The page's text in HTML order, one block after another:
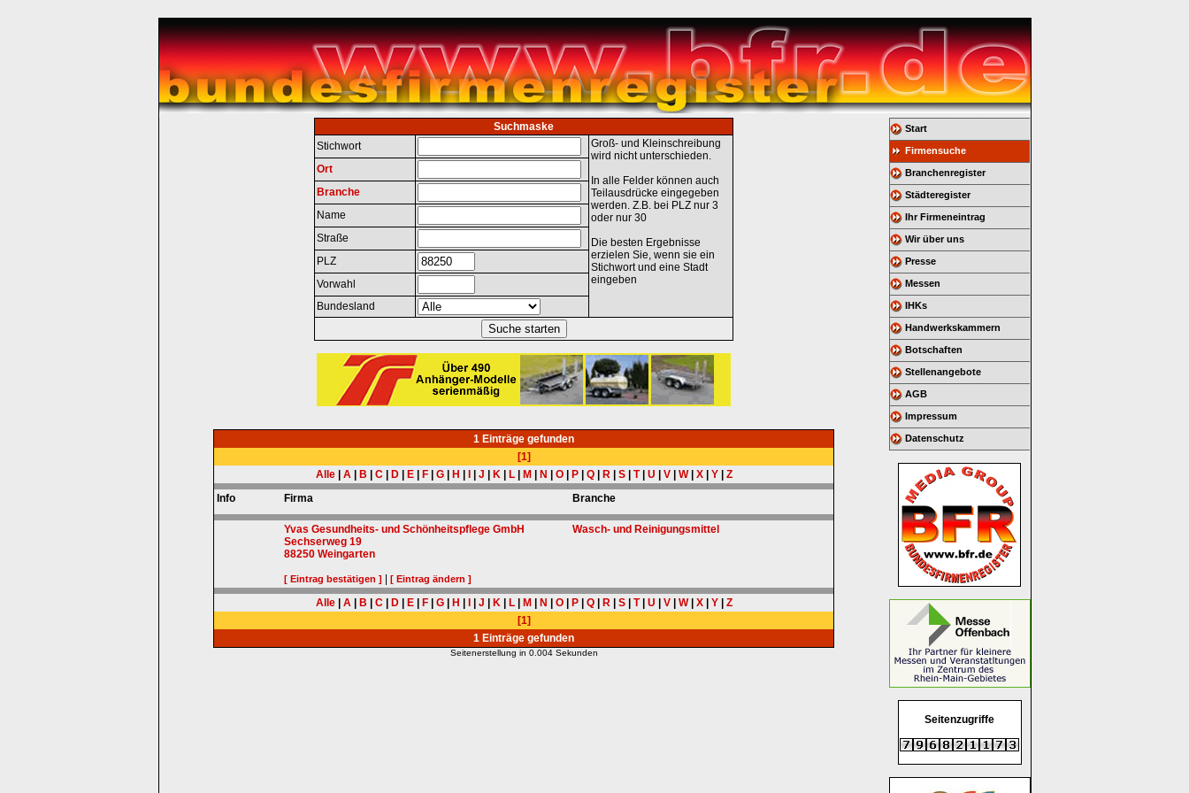
Suchmaske
Stichwort
Groß- und Kleinschreibung
wird nicht unterschieden.
In alle Felder können auch
Teilausdrücke eingegeben
werden. Z.B. bei PLZ nur 3
oder nur 30
Die besten Ergebnisse
erzielen Sie, wenn sie ein
Stichwort und eine Stadt
eingeben
Ort
Branche
Name
Straße
PLZ
Vorwahl
Bundesland
1 Einträge gefunden
[1]
Alle| A| B C| D| E| F| G| H J K| L| M N O| P| Q| R| S| T| U V| W| X| Y| Z
Info
Firma Branche
Yvas Gesundheits- und Schönheitspflege GmbH
Sechserweg 19
88250 Weingarten
[ Eintrag bestätigen ] [ Eintrag ändern ]
Wasch- und Reinigungsmittel
Alle| A| B C| D| E| F| G| H J K| L| M N O| P| Q| R| S| T| U V| W| X| Y| Z
[1]
1 Einträge gefunden
Seitenerstellung in 0.004 Sekunden
Start
Firmensuche
Branchenregister
Städteregister
Ihr Firmeneintrag
Wir über uns
Presse
Messen
IHKs
Handwerkskammern
Botschaften
Stellenangebote
AGB
Impressum
Datenschutz
Seitenzugriffe